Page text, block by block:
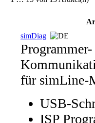
simDiag
für simLine-
USB-
ISP